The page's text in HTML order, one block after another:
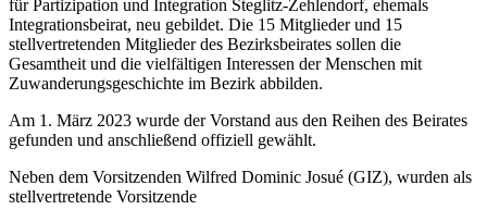
für Partizipation und Integration Steglitz-Zehlendorf, ehemals
Integrationsbeirat, neu gebildet. Die 15 Mitglieder und 15
stellvertretenden Mitglieder des Bezirksbeirates sollen die
Gesamtheit und die vielfältigen Interessen der Menschen mit
Zuwanderungsgeschichte im Bezirk abbilden.
Am 1. März 2023 wurde der Vorstand aus den Reihen des Beirates
gefunden und anschließend offiziell gewählt.
Neben dem Vorsitzenden Wilfred Dominic Josué (GIZ), wurden als
stellvertretende Vorsitzende